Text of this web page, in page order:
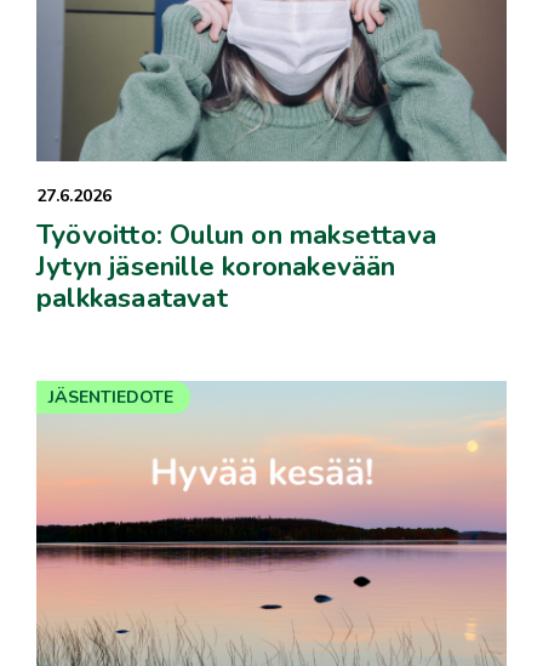
27.6.2026
Työvoitto: Oulun on maksettava
Jytyn jäsenille koronakevään
palkkasaatavat
JÄSENTIEDOTE